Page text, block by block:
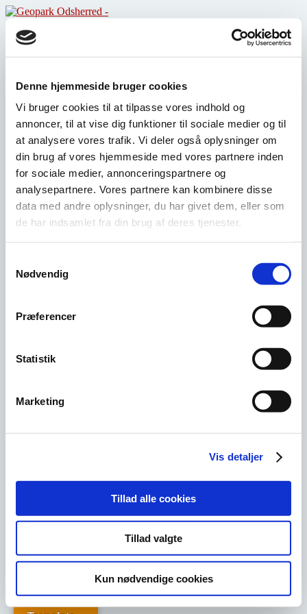
Denne hjemmeside bruger cookies
Vi bruger cookies til at tilpasse vores indhold og
annoncer, til at vise dig funktioner til sociale medier og til
at analysere vores trafik. Vi deler også oplysninger om
din brug af vores hjemmeside med vores partnere inden
for sociale medier, annonceringspartnere og
analysepartnere. Vores partnere kan kombinere disse
data med andre oplysninger, du har givet dem, eller som
de har indsamlet fra din brug af deres tjenester.
Nødvendig
Præferencer
Statistik
Marketing
Vis detaljer
Tillad alle cookies
Tillad valgte
Kun nødvendige cookies
Skip
to
contentForside
Landskab
Kulturhistorie
Råvarer
Partnere
Torsdag
Geopark Odsherred
Andre sider
Nyhedsbrev
Cookies
Geopark Odsherred. Landskabet, lyset og livet